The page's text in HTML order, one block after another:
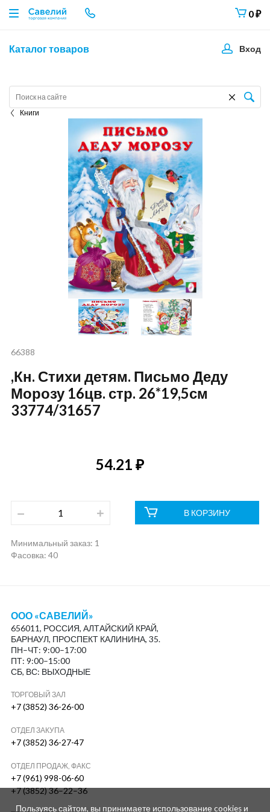
0₽
Каталог товаров Вход
Книги
66388
,Кн. Стихи детям. Письмо Деду
Морозу 16цв. стр. 26*19,5см
33774/31657
54.21 ₽
В КОРЗИНУ
Минимальный заказ: 1
Фасовка: 40
ООО «САВЕЛИЙ»
656011, РОССИЯ, АЛТАЙСКИЙ КРАЙ,
БАРНАУЛ, ПРОСПЕКТ КАЛИНИНА, 35.
ПН–ЧТ: 9:00–17:00
ПТ: 9:00–15:00
СБ, ВС: ВЫХОДНЫЕ
ТОРГОВЫЙ ЗАЛ
+7 (3852) 36-26-00
ОТДЕЛ ЗАКУПА
+7 (3852) 36-27-47
ОТДЕЛ ПРОДАЖ, ФАКС
+7 (961) 998-06-60
+7 (3852) 36–22–36
Пользуясь сайтом, вы принимаете использование cookies и